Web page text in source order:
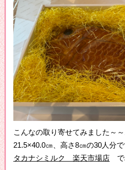
こんなの取り寄せてみました～
21.5×40.0㎝、高さ8㎝の30人分で
タカナシミルク 楽天市場店で